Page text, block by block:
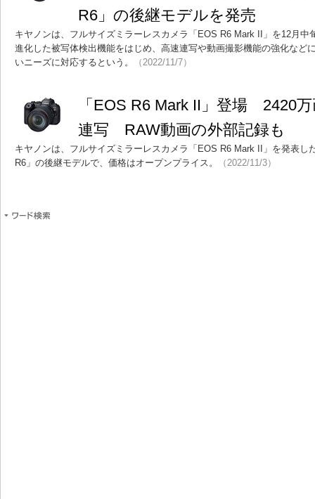
R6」の後継モデルを発売
キヤノンは、フルサイズミラーレスカメラ「EOS R6 Mark II」を12月中
進化した被写体検出機能をはじめ、高速連写や動画撮影機能の強化など
いニーズに対応するという。
（2022/11/7）
「EOS R6 Mark II」登場 2420
連写 RAW動画の外部記録も
キヤノンは、フルサイズミラーレスカメラ「EOS R6 Mark II」を発表し
R6」の後継モデルで、価格はオープンプライス。
（2022/11/3）